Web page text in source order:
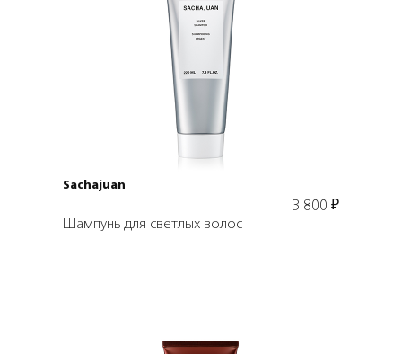
Подробнее
Sachajuan
3 800 ₽
Шампунь для светлых волос